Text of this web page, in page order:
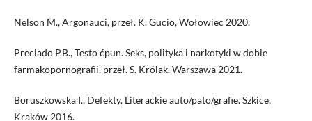
Nelson M., Argonauci, przeł. K. Gucio, Wołowiec 2020.
Preciado P.B., Testo ćpun. Seks, polityka i narkotyki w dobie
farmakopornografii, przeł. S. Królak, Warszawa 2021.
Boruszkowska I., Defekty. Literackie auto/pato/grafie. Szkice,
Kraków 2016.